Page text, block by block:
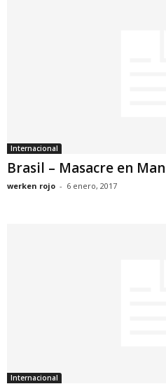
Internacional
Brasil – Masacre en
werken rojo - 6 enero, 2017
Internacional